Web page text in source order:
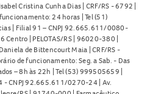
Cristina Cunha Dias | CRF/RS - 6792 |
24 horas | Tel (51)
| Filial 91 – CNPJ 92.665.611/0080-
Centro | PELOTAS/RS | 96020-380 |
de Bittencourt Maia | CRF/RS -
de funcionamento: Seg. a Sab. - Das
– 8h às 22h | Tel (53) 999505659 |
- CNPJ 92.665.611/0270-24 | Av.